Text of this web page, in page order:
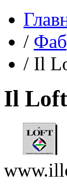
/
/ Il
Il Loft